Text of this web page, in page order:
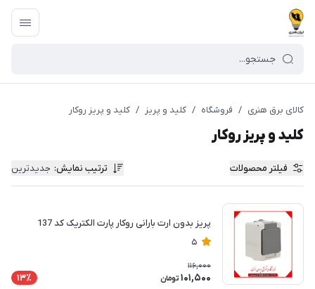
کالای برق هنری / فروشگاه / کلید و پریز / کلید و پریز روکار
کلید و پریز روکار
فیلتر محصولات ترتیب نمایش: جدیدترین
پریز بدون ارت بارانی روکار پارت الکتریک کد 137
5
116,000
101,500 تومان 13٪